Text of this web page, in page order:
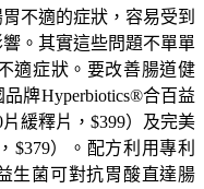
不適的症狀，容易受到
。其實這些問題不單單
適症狀。要改善腸道健
牌Hyperbiotics®合百益
緩釋片，$399）及完美
$379）。配方利用專利
生菌可對抗胃酸直達腸